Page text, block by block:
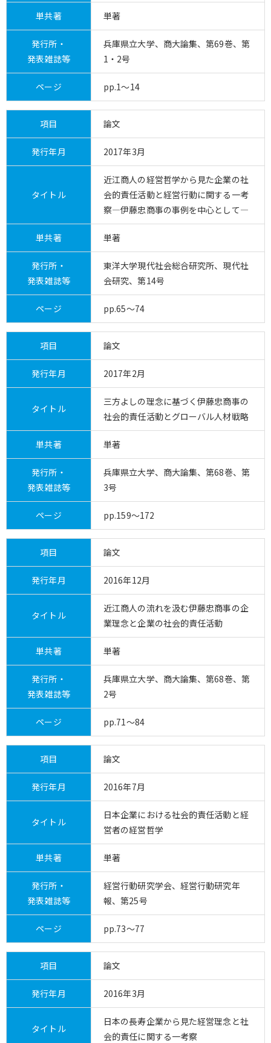
単共著 単著
発行所・
発表雑誌等
兵庫県立大学、商大論集、第69巻、第
1・2号
ページ pp.1～14
項目 論文
発行年月 2017年3月
タイトル
近江商人の経営哲学から見た企業の社
会的責任活動と経営行動に関する一考
察―伊藤忠商事の事例を中心として―
単共著 単著
発行所・
発表雑誌等
東洋大学現代社会総合研究所、現代社
会研究、第14号
ページ pp.65～74
項目 論文
発行年月 2017年2月
タイトル
三方よしの理念に基づく伊藤忠商事の
社会的責任活動とグローバル人材戦略
単共著 単著
発行所・
発表雑誌等
兵庫県立大学、商大論集、第68巻、第
3号
ページ pp.159～172
項目 論文
発行年月 2016年12月
タイトル
近江商人の流れを汲む伊藤忠商事の企
業理念と企業の社会的責任活動
単共著 単著
発行所・
発表雑誌等
兵庫県立大学、商大論集、第68巻、第
2号
ページ pp.71～84
項目 論文
発行年月 2016年7月
タイトル
日本企業における社会的責任活動と経
営者の経営哲学
単共著 単著
発行所・
発表雑誌等
経営行動研究学会、経営行動研究年
報、第25号
ページ pp.73～77
項目 論文
発行年月 2016年3月
タイトル
日本の長寿企業から見た経営理念と社
会的責任に関する一考察